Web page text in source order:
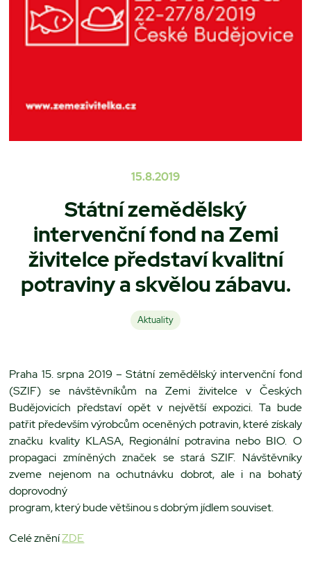
15.8.2019
Státní zemědělský
intervenční fond na Zemi
živitelce představí kvalitní
potraviny a skvělou zábavu.
Aktuality
Praha 15. srpna 2019 – Státní zemědělský intervenční fond
(SZIF) se návštěvníkům na Zemi živitelce v Českých
Budějovicích představí opět v největší expozici. Ta bude
patřit především výrobcům oceněných potravin, které získaly
značku kvality KLASA, Regionální potravina nebo BIO. O
propagaci zmíněných značek se stará SZIF. Návštěvníky
zveme nejenom na ochutnávku dobrot, ale i na bohatý
doprovodný
program, který bude většinou s dobrým jídlem souviset.
Celé zněníZDE